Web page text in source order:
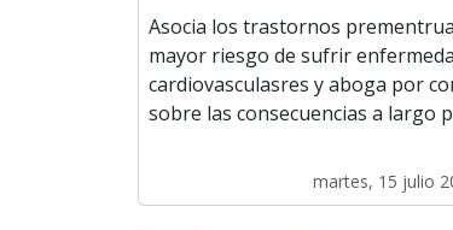
Asocia los trastornos
mayor riesgo de sufrir
cardiovasculasres y aboga por
sobre las consecuencias a largo
martes, 15 julio